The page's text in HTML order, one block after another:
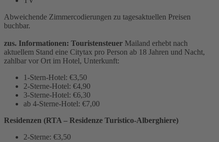
Abweichende Zimmercodierungen zu tagesaktuellen Preisen
buchbar.
zus. Informationen: Touristensteuer Mailand erhebt nach
aktuellem Stand eine Citytax pro Person ab 18 Jahren und Nacht,
zahlbar vor Ort im Hotel, Unterkunft:
1-Stern-Hotel: €3,50
2-Sterne-Hotel: €4,90
3-Sterne-Hotel: €6,30
ab 4-Sterne-Hotel: €7,00
Residenzen (RTA – Residenze Turistico-Alberghiere)
2-Sterne: €3,50